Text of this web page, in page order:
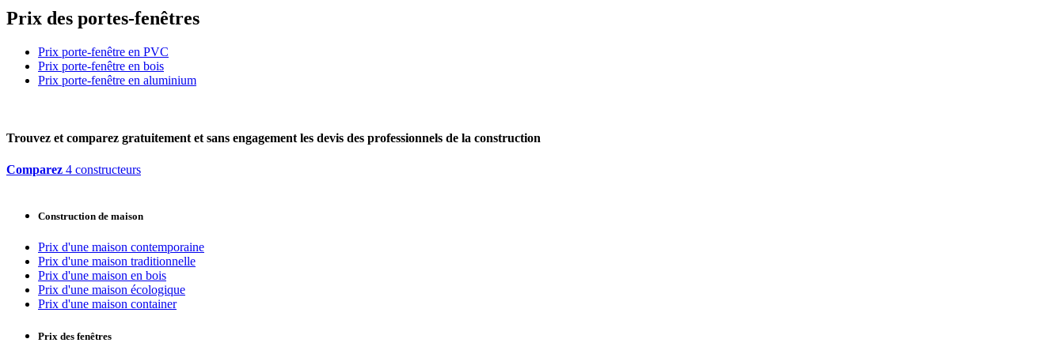
Prix des portes-fenêtres
Prix porte-fenêtre en PVC
Prix porte-fenêtre en bois
Prix porte-fenêtre en aluminium
Trouvez et comparez gratuitement et sans engagement les devis des professionnels de la construction
Comparez 4 constructeurs
Construction de maison
Prix d'une maison contemporaine
Prix d'une maison traditionnelle
Prix d'une maison en bois
Prix d'une maison écologique
Prix d'une maison container
Prix des fenêtres